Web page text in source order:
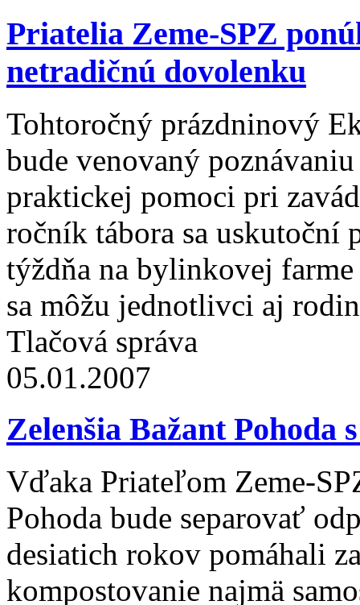
Priatelia Zeme-SPZ
netradičnú dovolenku
Tohtoročný prázdninový
bude venovaný
praktickej pomoci pri
ročník tábora sa uskutoční
týždňa na bylinkovej
sa môžu jednotlivci aj
Tlačová správa
05.01.2007
Zelenšia Bažant Pohoda
Vďaka Priateľom Zeme-
Pohoda bude separovať
desiatich rokov pomáhali
kompostovanie najmä